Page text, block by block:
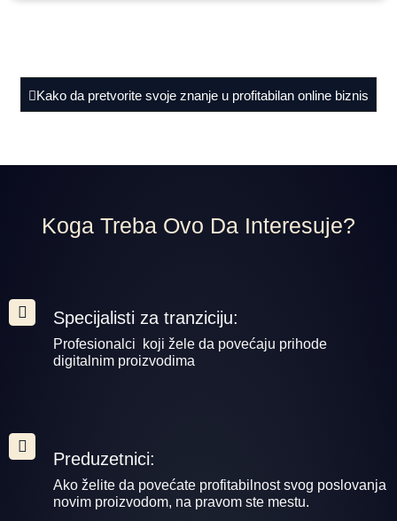
Kako da pretvorite svoje znanje u profitabilan online biznis
Koga Treba Ovo Da Interesuje?
Specijalisti za tranziciju:
Profesionalci koji žele da povećaju prihode
digitalnim proizvodima
Preduzetnici:
Ako želite da povećate profitabilnost svog poslovanja
novim proizvodom, na pravom ste mestu.